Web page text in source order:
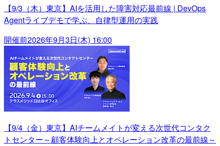
【9/3（木）東京】AIを活用した障害対応最前線 | DevOps
Agentライブデモで学ぶ、自律型運用の実践
開催前2026年9月3日(木) 16:00
【9/4（金）東京】AIチームメイトが変える次世代コンタク
トセンター～顧客体験向上とオペレーション改革の最前線～